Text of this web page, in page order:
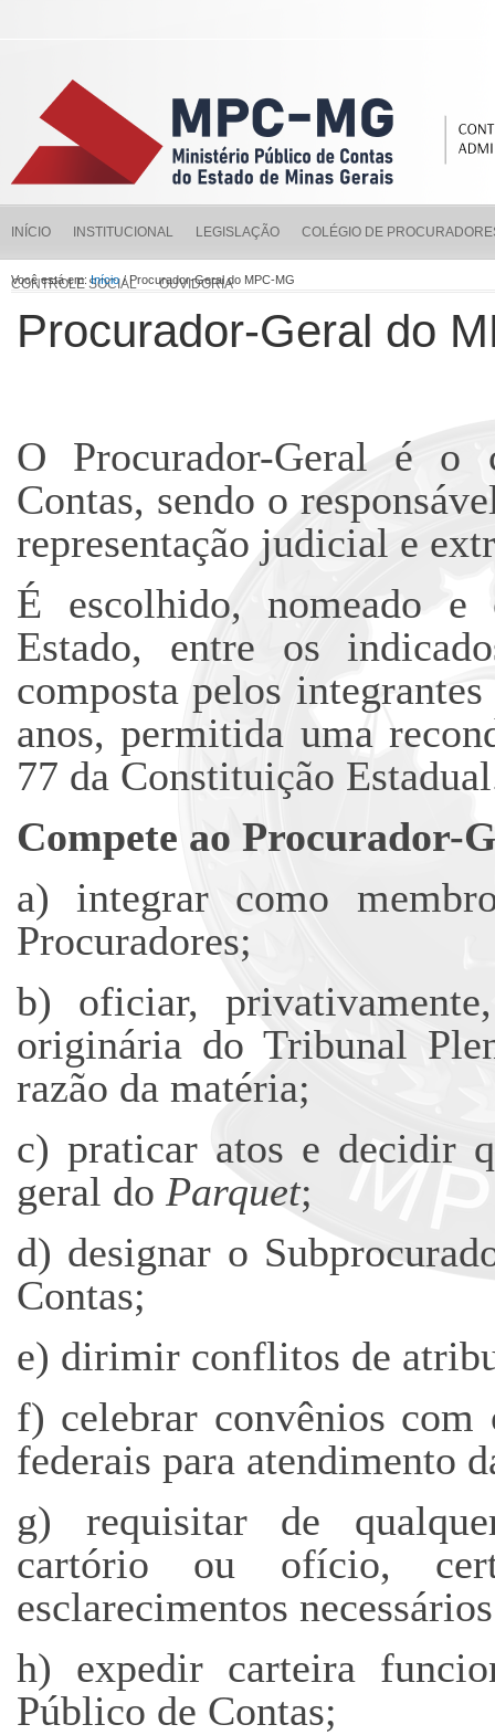
INÍCIO INSTITUCIONAL LEGISLAÇÃO COLÉGIO DE
CONTROLE SOCIAL OUVIDORIA
Você está em:Início/ Procurador-Geral do MPC-MG
Procurador-Geral do
O Procurador-Geral é
Contas, sendo o
representação judicial e
É escolhido, nomeado e
Estado, entre os
composta pelos
anos, permitida uma
77 da Constituição
Compete ao Procurador-
a) integrar como
Procuradores;
b) oficiar,
originária do Tribunal
razão da matéria;
c) praticar atos e decidir
geral do Parquet;
d) designar o
Contas;
e) dirimir conflitos de
f) celebrar convênios com
federais para atendimento
g) requisitar de
cartório ou ofício,
esclarecimentos
h) expedir carteira
Público de Contas;